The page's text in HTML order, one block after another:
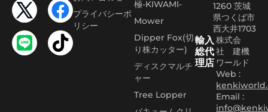
プライバシーポ
リシー
極-KIWAMI-
Mower
Dipper Fox(切
り株カッター)
ディスクマルチ
ャー
Tree Lopper
1260 茨城
県つくば市
西大井1703
輸入
総代
理店
株式会
社 建機
ワールド
Web :
Email :